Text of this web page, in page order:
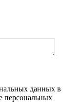
данных в
персональных